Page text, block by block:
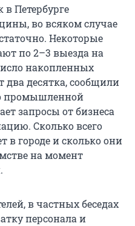
Петербурге
во всяком случае
Некоторые
по 2–3 выезда на
накопленных
два десятка, сообщили
промышленной
запросы от бизнеса
Сколько всего
в городе и сколько они
на момент
в частных беседах
персонала и